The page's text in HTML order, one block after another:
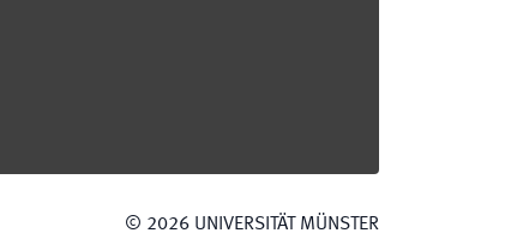
© 2026 UNIVERSITÄT MÜNSTER